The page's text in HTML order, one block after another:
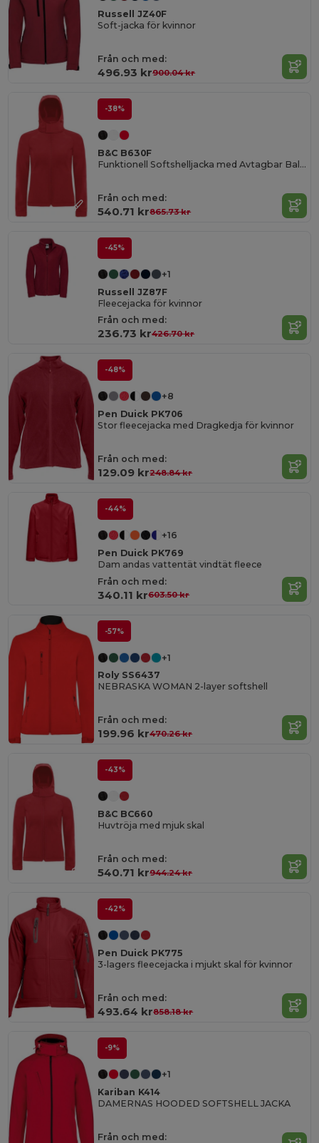
Russell JZ40F
Soft-jacka för kvinnor
Från och med:
496.93 kr900.04 kr
-38%
B&C B630F
Funktionell Softshelljacka med Avtagbar Balaklava
Från och med:
540.71 kr865.73 kr
-45%
+1
Russell JZ87F
Fleecejacka för kvinnor
Från och med:
236.73 kr426.70 kr
-48%
+8
Pen Duick PK706
Stor fleecejacka med Dragkedja för kvinnor
Från och med:
129.09 kr248.84 kr
-44%
+16
Pen Duick PK769
Dam andas vattentät vindtät fleece
Från och med:
340.11 kr603.50 kr
-57%
+1
Roly SS6437
NEBRASKA WOMAN 2-layer softshell
Från och med:
199.96 kr470.26 kr
-43%
B&C BC660
Huvtröja med mjuk skal
Från och med:
540.71 kr944.24 kr
-42%
Pen Duick PK775
3-lagers fleecejacka i mjukt skal för kvinnor
Från och med:
493.64 kr858.18 kr
-9%
+1
Kariban K414
DAMERNAS HOODED SOFTSHELL JACKA
Från och med: